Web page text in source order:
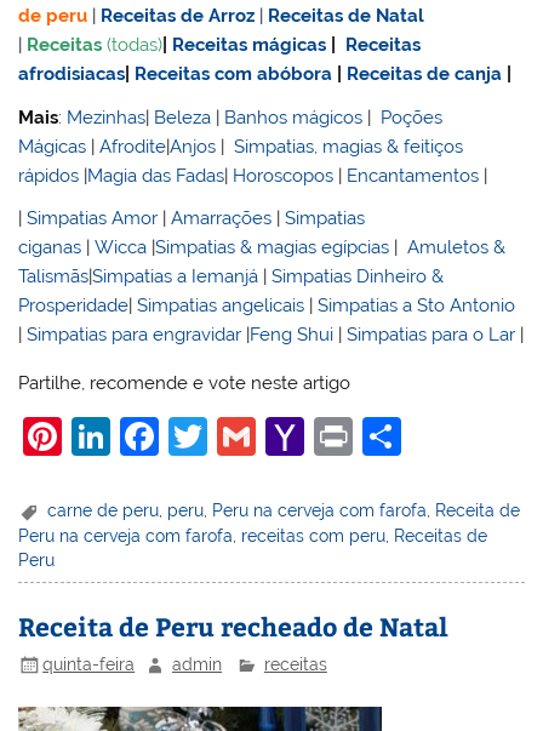
de peru | Receitas de Arroz | Receitas de Natal
| Receitas (todas) Receitas mágicas
Receitas
afrodisiacas Receitas com abóbora Receitas de canja
Mais: Mezinhas| Beleza | Banhos mágicos | Poções
Mágicas |Afrodite|Anjos |Simpatias, magias & feitiços
rápidos |Magia das Fadas| Horoscopos | Encantamentos |
|Simpatias Amor |Amarrações |Simpatias
ciganas |Wicca |Simpatias & magias egípcias |Amuletos &
Talismãs|Simpatias a Iemanjá |Simpatias Dinheiro &
Prosperidade|Simpatias angelicais |Simpatias a Sto Antonio
|Simpatias para engravidar |Feng Shui |Simpatias para o Lar |
Partilhe, recomende e vote neste artigo
Pi
er
e
st
Li
k
e
dI
n
F
c
e
b
o
o
k
T
itt
er
G
ai
l
Y
h
o
o
M
ai
l
Pr
t
ar
e
carne de peru peru Peru na cerveja com farofa
Receita de
Peru na cerveja com farofa receitas com peru Receitas de
Peru
Receita de Peru recheado de Natal
quinta-feira admin receitas